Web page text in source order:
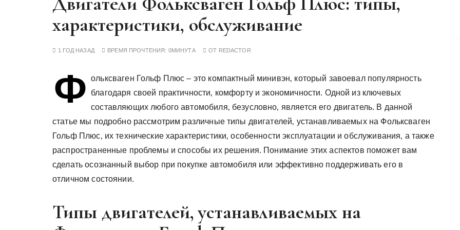
характеристики, обслуживание
1 ГОД НАЗАД ВРЕМЯ ПРОЧТЕНИЯ: 0МИНУТА ОТ REDACTOR
Ф ольксваген Гольф Плюс – это компактный минивэн‚ который завоевал популярность
благодаря своей практичности‚ комфорту и экономичности. Одной из ключевых
составляющих любого автомобиля‚ безусловно‚ является его двигатель. В данной
статье мы подробно рассмотрим различные типы двигателей‚ устанавливаемых на Фольксваген
Гольф Плюс‚ их технические характеристики‚ особенности эксплуатации и обслуживания‚ а также
распространенные проблемы и способы их решения. Понимание этих аспектов поможет вам
сделать осознанный выбор при покупке автомобиля или эффективно поддерживать его в
отличном состоянии.
Типы двигателей‚ устанавливаемых на